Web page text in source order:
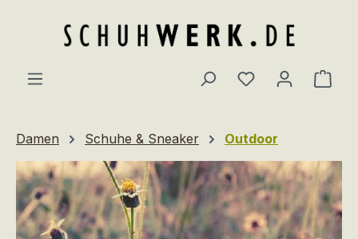
Du hast 0
Damen Schuhe & Sneaker Outdoor